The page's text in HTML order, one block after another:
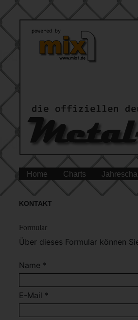
Home Charts
KONTAKT
Formular
Über dieses Formular können
Name *
E-Mail *